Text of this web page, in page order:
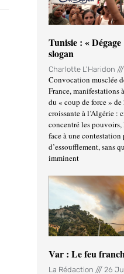
Tunisie : «
slogan
Charlotte L'Haridon
Convocation musclée
France, manifestations
du « coup de force »
croissante à l’Algérie :
concentré les
face à une contestation
d’essoufflement, sans
imminent
Var : Le feu
La Rédaction 26